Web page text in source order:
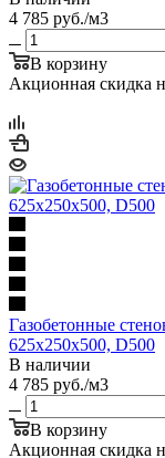
4 785 руб./м3
В корзину
Акционная скидка
Газобетонные
625х250х500, D500
В наличии
4 785 руб./м3
В корзину
Акционная скидка